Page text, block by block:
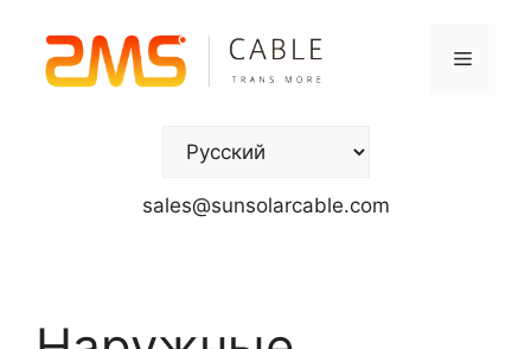
sales@sunsolarcable.com